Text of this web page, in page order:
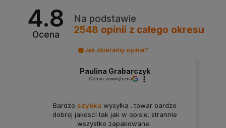
4.8
Ocena
Na podstawie
2548 opinii z całego okresu
Jak zbieramy opinie?
Paulina Grabarczyk
Opinia zewnętrzna
Bardzo szybka wysyłka . towar bardzo
dobrej jakosci tak jak w opisie. strannie
wszystko zapakowane .